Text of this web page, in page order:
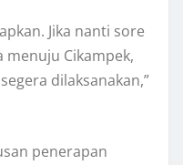
Jika nanti sore
menuju Cikampek,
dilaksanakan,”
penerapan